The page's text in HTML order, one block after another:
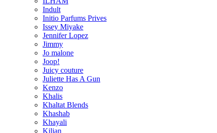
Indult
Initio Parfums Prives
Issey Miyake
Jennifer Lopez
Jimmy
Jo malone
Joop!
Juicy couture
Juliette Has A Gun
Kenzo
Khalis
Khaltat Blends
Khashab
Khayali
Kilian